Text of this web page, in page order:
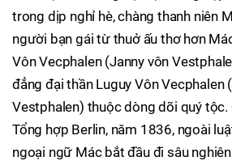
trong dịp nghỉ hè, chàng thanh niên
người bạn gái từ thuở ấu thơ hơn
Vôn Vecphalen (Janny vôn
đẳng đại thần Luguy Vôn Vecphalen
Vestphalen) thuộc dòng dõi quý
Tổng hợp Berlin, năm 1836, ngoài
ngoại ngữ Mác bắt đầu đi sâu